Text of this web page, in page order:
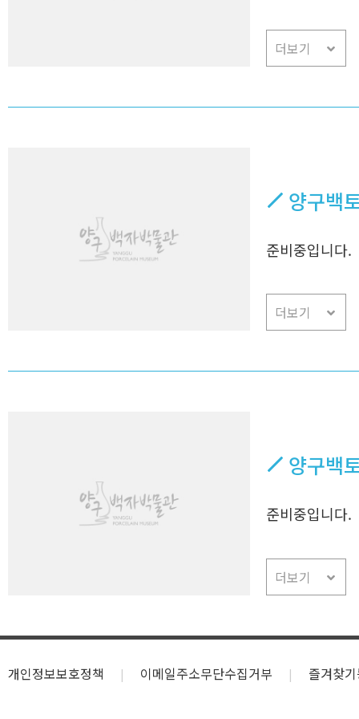
더보기
양구백
준비중입니다.
더보기
양구백
준비중입니다.
더보기
개인정보보호정책 이메일주소무단수집거부 즐겨찾